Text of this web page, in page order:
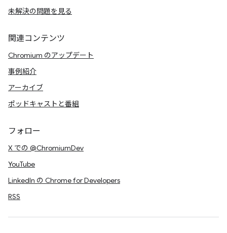
未解決の問題を見る
関連コンテンツ
Chromium のアップデート
事例紹介
アーカイブ
ポッドキャストと番組
フォロー
X での @ChromiumDev
YouTube
LinkedIn の Chrome for Developers
RSS